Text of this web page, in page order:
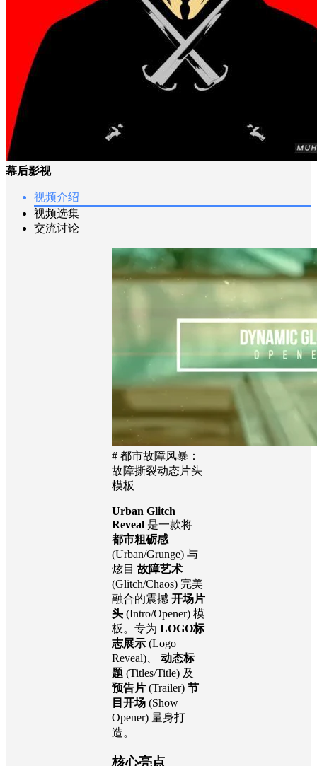
幕后影视
视频介绍
视频选集
交流讨论
# 都市故障风暴：
故障撕裂动态片头
模板
Urban Glitch
Reveal 是一款将
都市粗砺感
(Urban/Grunge) 与
炫目 故障艺术
(Glitch/Chaos) 完美
融合的震撼 开场片
头 (Intro/Opener) 模
板。专为 LOGO标
志展示 (Logo
Reveal)、 动态标
题 (Titles/Title) 及
预告片 (Trailer) 节
目开场 (Show
Opener) 量身打
造。
核心亮点